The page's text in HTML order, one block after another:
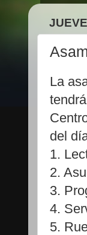
La
del
1.
2.
3.
4.
5.